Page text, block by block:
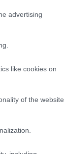
advertising
like cookies on
of the website